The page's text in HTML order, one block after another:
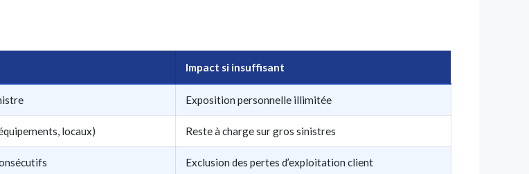
Impact si insuffisant
Exposition personnelle illimitée
locaux) Reste à charge sur gros sinistres
Exclusion des pertes d’exploitation client